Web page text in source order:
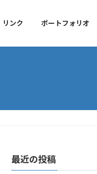
リンク ポートフォリオ
最近の投稿